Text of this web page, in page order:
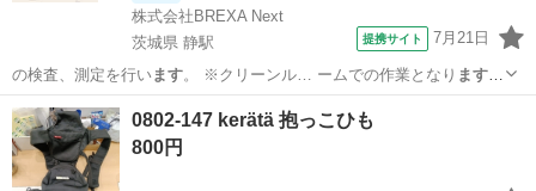
株式会社BREXA Next
茨城県 静駅
提携サイト 7月21日
の検査、測定を行います 。 ※クリーンル… ームでの作業となり ます。
・コネクタを… にセットして測定します） ・顕微鏡検査作… 人をご
用意しております☆ 案件・求人に関… て美味しい食堂あり
暮らしだと… れる...
茨城 常陸大宮市 その他
0802-147 kerätä 抱っこひも
800円